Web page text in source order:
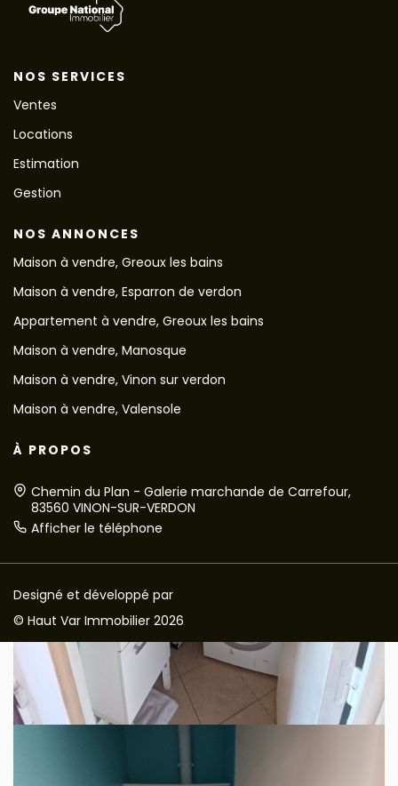
NOS SERVICES
Ventes
Locations
Estimation
Gestion
NOS ANNONCES
Maison à vendre, Greoux les bains
Maison à vendre, Esparron de verdon
Appartement à vendre, Greoux les bains
Maison à vendre, Manosque
Maison à vendre, Vinon sur verdon
Maison à vendre, Valensole
À PROPOS
Chemin du Plan - Galerie marchande de Carrefour,
83560 VINON-SUR-VERDON
Afficher le téléphone
Designé et développé par
© Haut Var Immobilier 2026